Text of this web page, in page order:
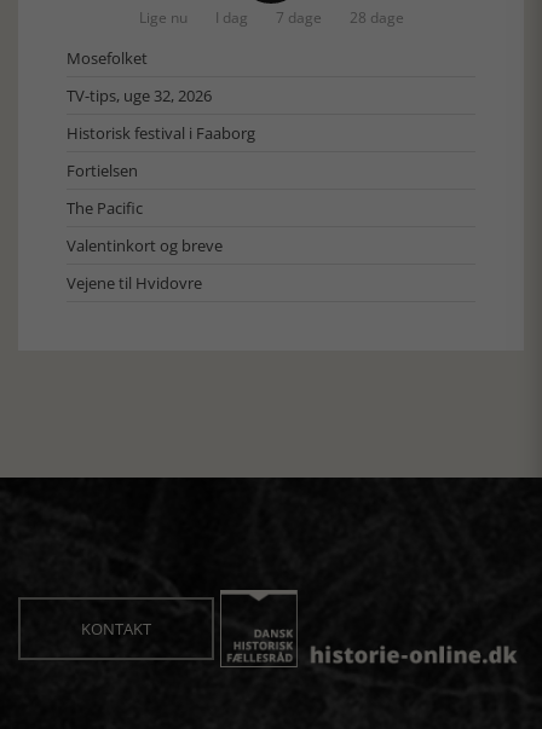
Lige nu I dag 7 dage 28 dage
Mosefolket
TV-tips, uge 32, 2026
Historisk festival i Faaborg
Fortielsen
The Pacific
Valentinkort og breve
Vejene til Hvidovre
KONTAKT